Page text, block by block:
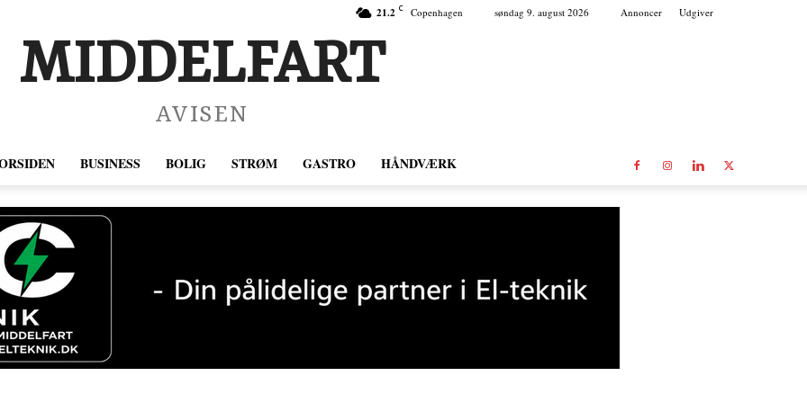
21.2 C Copenhagen søndag 9. august 2026 Annoncer Udgiver
MIDDELFART
AVISEN
BUSINESS BOLIG STRØM GASTRO HÅNDVÆRK